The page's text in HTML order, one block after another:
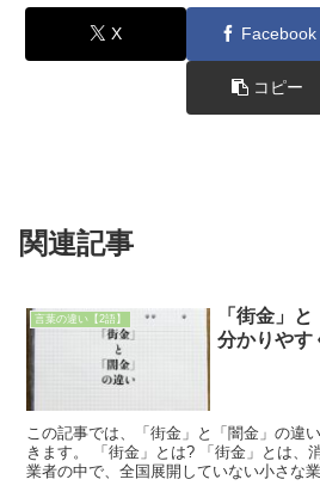
X Facebook
コピー
関連記事
言葉の違い【2語】
「街金」
分かりやす
この記事では、「街金」と「闇金」の違
きます。 「街金」とは? 「街金」とは、
業者の中で、全国展開していない小さな